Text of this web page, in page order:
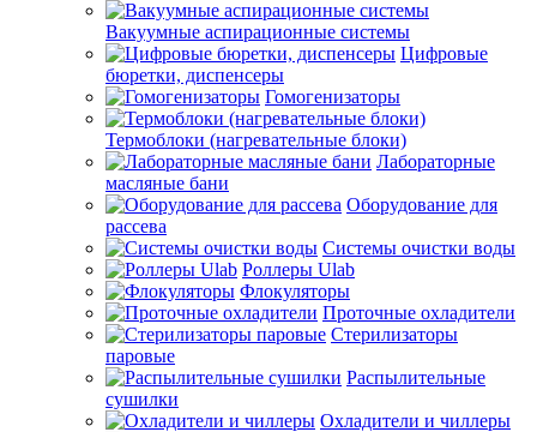
Вакуумные аспирационные системы
Цифровые
бюретки, диспенсеры
Гомогенизаторы
Термоблоки (нагревательные блоки)
Лабораторные
масляные бани
Оборудование для
рассева
Системы очистки воды
Роллеры Ulab
Флокуляторы
Проточные охладители
Стерилизаторы
паровые
Распылительные
сушилки
Охладители и чиллеры